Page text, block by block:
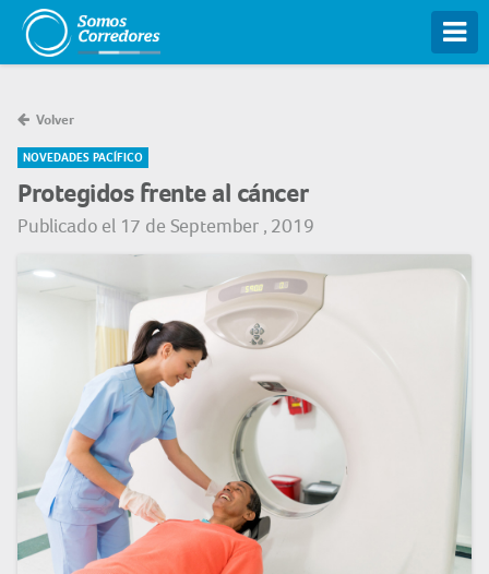
Volver
NOVEDADES PACÍFICO
Protegidos frente al cáncer
Publicado el 17 de September , 2019